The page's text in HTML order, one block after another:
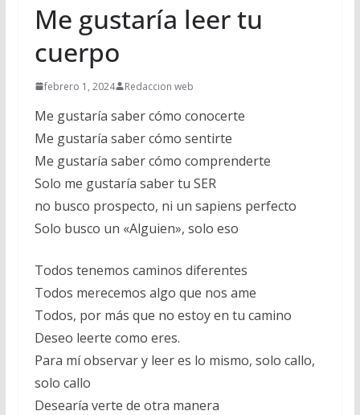
Me gustaría leer tu
cuerpo
febrero 1, 2024 Redaccion web
Me gustaría saber cómo conocerte
Me gustaría saber cómo sentirte
Me gustaría saber cómo comprenderte
Solo me gustaría saber tu SER
no busco prospecto, ni un sapiens perfecto
Solo busco un «Alguien», solo eso
Todos tenemos caminos diferentes
Todos merecemos algo que nos ame
Todos, por más que no estoy en tu camino
Deseo leerte como eres.
Para mí observar y leer es lo mismo, solo callo,
solo callo
Desearía verte de otra manera